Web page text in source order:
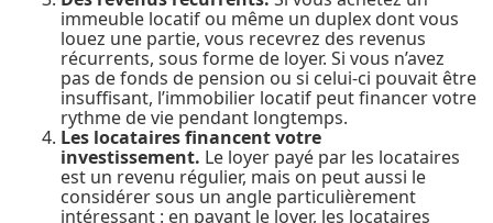
immeuble locatif ou même un duplex dont vous
louez une partie, vous recevrez des revenus
récurrents, sous forme de loyer. Si vous n’avez
pas de fonds de pension ou si celui-ci pouvait être
insuffisant, l’immobilier locatif peut financer votre
rythme de vie pendant longtemps.
Les locataires financent votre
investissement. Le loyer payé par les locataires
est un revenu régulier, mais on peut aussi le
considérer sous un angle particulièrement
intéressant : en payant le loyer, les locataires